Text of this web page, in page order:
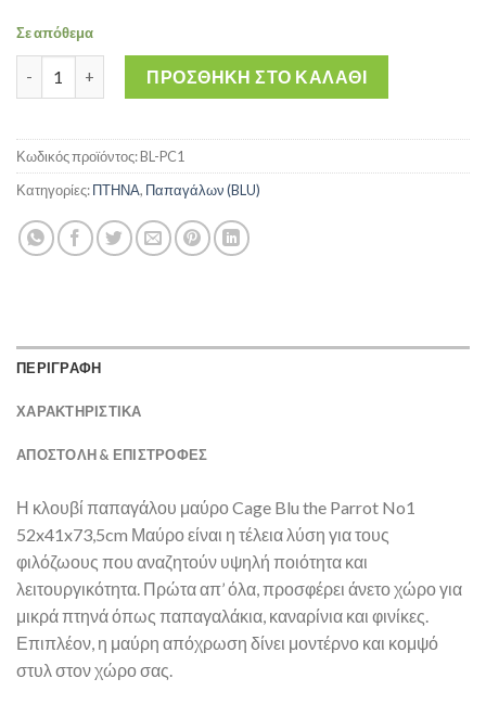
Σε απόθεμα
Κλουβί - Cage Blu the Parrot No1 52x41x73,5cm Μαύρο
ΠΡΟΣΘΉΚΗ ΣΤΟ ΚΑΛΆΘΙ
Κωδικός προϊόντος:BL-PC1
Κατηγορίες:ΠΤΗΝΑ, Παπαγάλων (BLU)
ΠΕΡΙΓΡΑΦΗ
ΧΑΡΑΚΤΗΡΙΣΤΙΚΑ
ΑΠΟΣΤΟΛΉ & ΕΠΙΣΤΡΟΦΈΣ
Η κλουβί παπαγάλου μαύρο Cage Blu the Parrot No1
52x41x73,5cm Μαύρο είναι η τέλεια λύση για τους
φιλόζωους που αναζητούν υψηλή ποιότητα και
λειτουργικότητα. Πρώτα απ’ όλα, προσφέρει άνετο χώρο για
μικρά πτηνά όπως παπαγαλάκια, καναρίνια και φινίκες.
Επιπλέον, η μαύρη απόχρωση δίνει μοντέρνο και κομψό
στυλ στον χώρο σας.